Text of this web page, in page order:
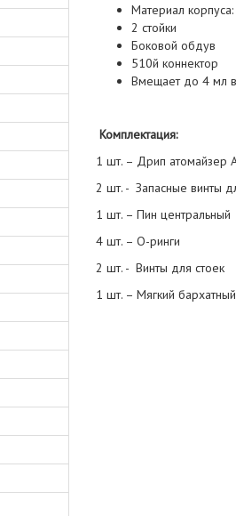
Материал корпуса:
2 стойки
Боковой обдув
510й коннектор
Вмещает до 4 мл
Комплектация:
1 шт. – Дрип атомайзер
2 шт. - Запасные винты
1 шт. – Пин центральный
4 шт. – О-ринги
2 шт. - Винты для стоек
1 шт. – Мягкий